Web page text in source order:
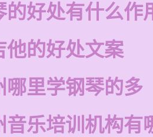
的好处有什么作
他的好处文案
哪里学钢琴的多
音乐培训机构有